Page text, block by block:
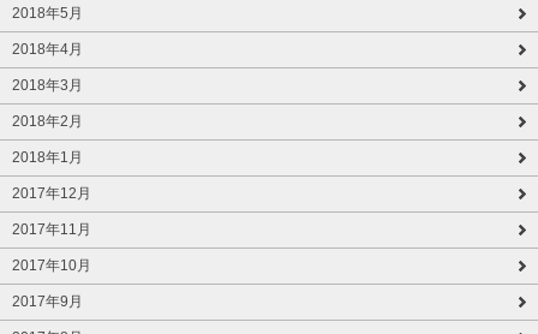
2018年5月
2018年4月
2018年3月
2018年2月
2018年1月
2017年12月
2017年11月
2017年10月
2017年9月